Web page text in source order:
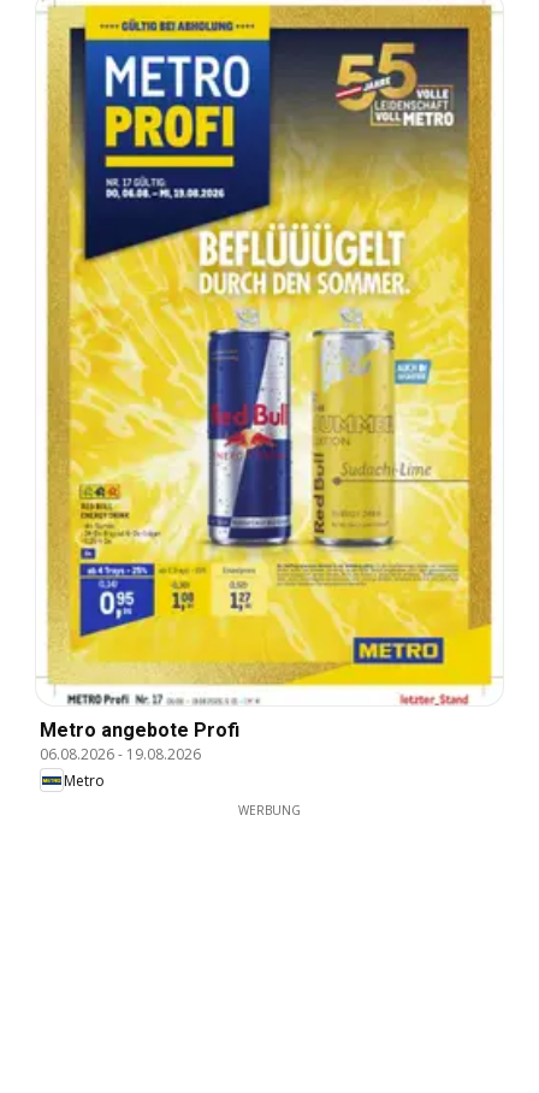
Metro angebote Profi
06.08.2026- 19.08.2026
Metro
WERBUNG